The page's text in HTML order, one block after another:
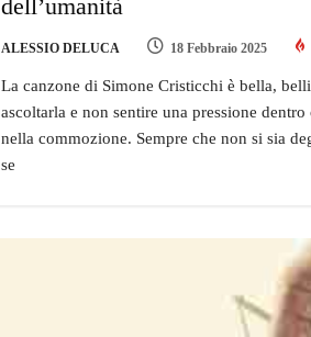
dell’umanità
ALESSIO DELUCA 18 Febbraio 2025
La canzone di Simone Cristicchi è bella,
ascoltarla e non sentire una pressione
nella commozione. Sempre che non si sia
se